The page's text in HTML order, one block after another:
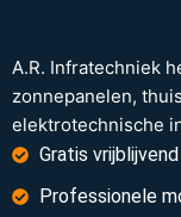
A.R. Infratechniek
zonnepanelen,
elektrotechnische
Gratis
Professionele